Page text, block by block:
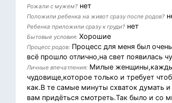
Рожали с мужем? нет
Положили ребенка на живот сразу после родов?
Ребенка приложили сразу к груди? нет
Бытовые условия: Хорошие
Процесс родов: Процесс для меня был
всё прошло отлично,на свет появилась
Личные впечатления: Милые
чудовище,которое только и требует
как.В те самые минуты схваток думать
вам придёться смотреть.Так было и со